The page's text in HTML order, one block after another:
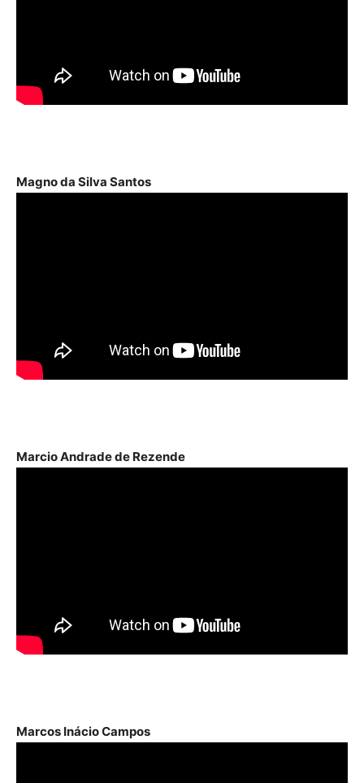
Magno da Silva Santos
Marcio Andrade de Rezende
Marcos Inácio Campos